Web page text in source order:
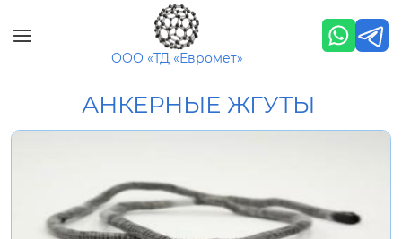
Перейти к основному содержанию
ООО «ТД «Евромет»
АНКЕРНЫЕ ЖГУТЫ